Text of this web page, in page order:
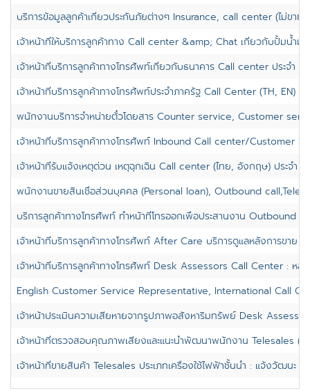
บริการข้อมูลลูกค้าเกี่ยวประกันภัยต่างๆ Insurance, call center (ไม่ขาย
เจ้าหน้าที่ให้บริการลูกค้าทาง Call center &amp; Chat เกี่ยวกับปั้มน้ำมั
เจ้าหน้าที่บริการลูกค้าทางโทรศัพท์เกี่ยวกับธนาคาร Call center ประจำ บ
เจ้าหน้าที่บริการลูกค้าทางโทรศัพท์ประจำภาครัฐ Call Center (TH, EN) ป
พนักงานบริการจำหน่ายตั๋วโดยสาร Counter service, Customer
เจ้าหน้าที่บริการลูกค้าทางโทรศัพท์ Inbound Call center/Customer
เจ้าหน้าที่รับแจ้งเหตุด่วน เหตุฉุกเฉิน Call center (ไทย, อังกฤษ) ประจำ
พนักงานขายสินเชื่อส่วนบุคคล (Personal loan), Outbound
บริการลูกค้าทางโทรศัพท์ ทำหน้าที่โทรออกเพื่อประสานงาน Outbound
เจ้าหน้าที่บริการลูกค้าทางโทรศัพท์ After Care บริการดูแลหลังการขาย :
เจ้าหน้าที่บริการลูกค้าทางโทรศัพท์ Desk Assessors Call Center : หลั
English Customer Service Representative, International Call
เจ้าหน้าประเมินความเสียหายจากรูปภาพอสังหาริมทรัพย์ Desk
เจ้าหน้าที่ตรวจสอบคุณภาพเสียงและแนะนำพัฒนาพนักงาน Telesales
เจ้าหน้าที่ขายสินค้า Telesales ประเภทเครื่องใช้ไฟฟ้าชั้นนำ : แจ้งวัฒนะ